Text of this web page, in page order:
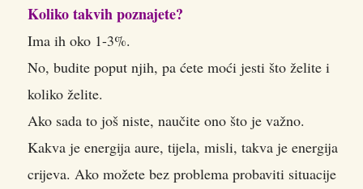
Koliko takvih poznajete?
Ima ih oko 1-3%.
No, budite poput njih, pa ćete moći jesti što želite i
koliko želite.
Ako sada to još niste, naučite ono što je važno.
Kakva je energija aure, tijela, misli, takva je energija
crijeva. Ako možete bez problema probaviti situacije